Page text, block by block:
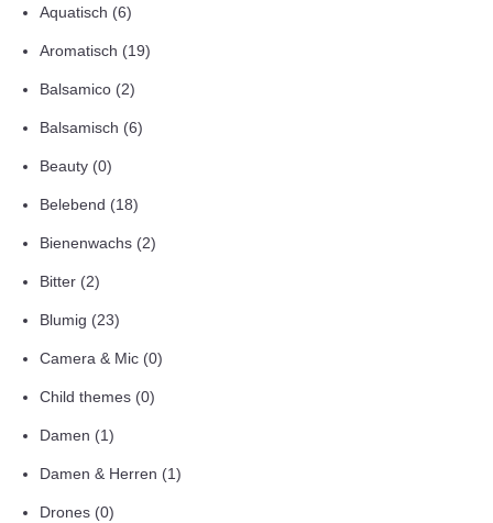
Aquatisch (6)
Aromatisch (19)
Balsamico (2)
Balsamisch (6)
Beauty (0)
Belebend (18)
Bienenwachs (2)
Bitter (2)
Blumig (23)
Camera & Mic (0)
Child themes (0)
Damen (1)
Damen & Herren (1)
Drones (0)